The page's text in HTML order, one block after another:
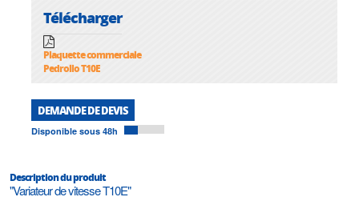
Télécharger
Plaquette commerciale
Pedrollo T10E
DEMANDE DE DEVIS
Disponible sous 48h
Description du produit
"Variateur de vitesse T10E"